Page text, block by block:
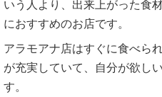
いう人より、出来上がった食
におすすめのお店です。
アラモアナ店はすぐに食べら
が充実していて、自分が欲し
す。